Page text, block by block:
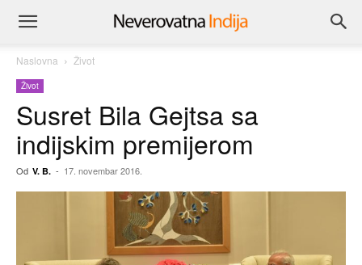
Naslovna Život
Život
Susret Bila Gejtsa sa
indijskim premijerom
Od V. B. - 17. novembar 2016.